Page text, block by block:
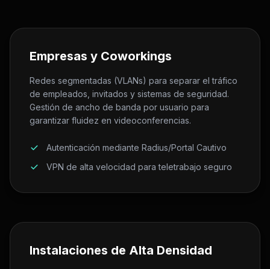
Empresas y Coworkings
Redes segmentadas (VLANs) para separar el tráfico
de empleados, invitados y sistemas de seguridad.
Gestión de ancho de banda por usuario para
garantizar fluidez en videoconferencias.
Autenticación mediante Radius/Portal Cautivo
VPN de alta velocidad para teletrabajo seguro
Instalaciones de Alta Densidad